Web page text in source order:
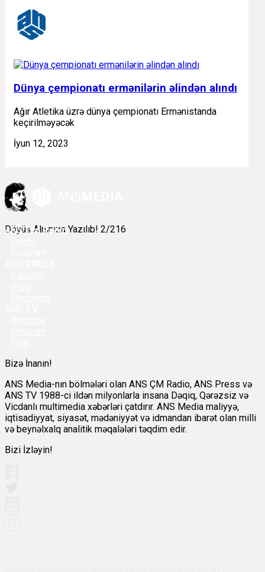
Dünya çempionatı ermənilərin əlindən alındı
Ağır Atletika üzrə dünya çempionatı Ermənistanda
keçirilməyəcək
İyun 12, 2023
Döyüş Alnınıza Yazılıb! 2/216
ANSÇM Radio
Bizə İnanın!
ANS Media-nın bölmələri olan ANS ÇM Radio, ANS Press və
ANS TV 1988-ci ildən milyonlarla insana Dəqiq, Qərəzsiz və
Vicdanlı multimedia xəbərləri çatdırır. ANS Media maliyyə,
iqtisadiyyat, siyasət, mədəniyyət və idmandan ibarət olan milli
və beynəlxalq analitik məqalələri təqdim edir.
Bizi İzləyin!